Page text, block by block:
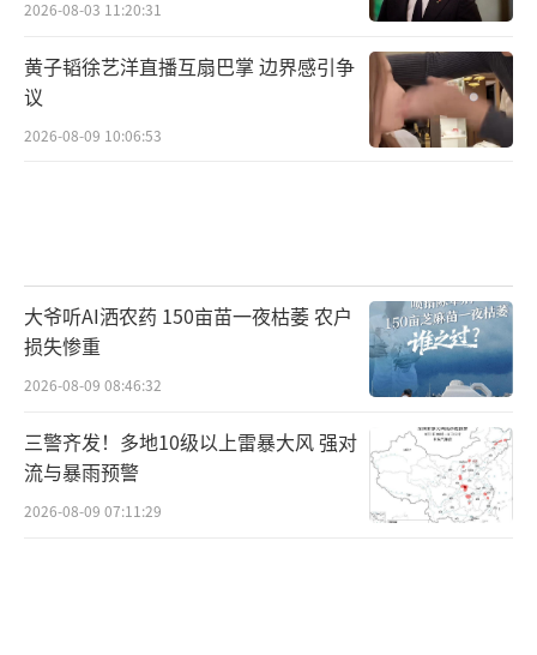
2026-08-03 11:20:31
黄子韬徐艺洋直播互扇巴掌 边界感引争
议
2026-08-09 10:06:53
大爷听AI洒农药 150亩苗一夜枯萎 农户
损失惨重
2026-08-09 08:46:32
三警齐发！多地10级以上雷暴大风 强对
流与暴雨预警
2026-08-09 07:11:29